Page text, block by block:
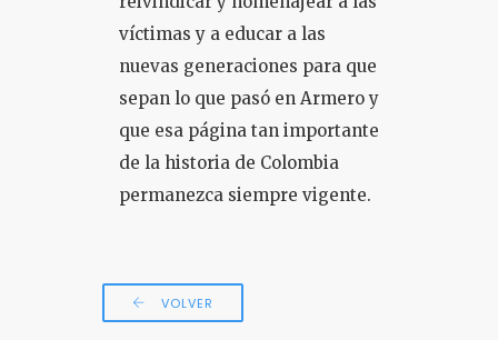
víctimas y a educar a las
nuevas generaciones para que
sepan lo que pasó en Armero y
que esa página tan importante
de la historia de Colombia
permanezca siempre vigente.
VOLVER